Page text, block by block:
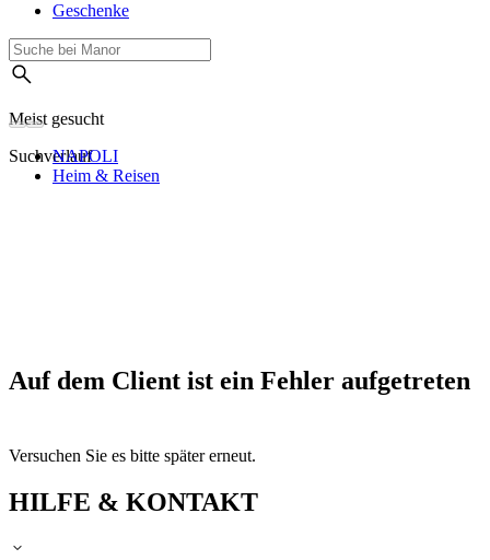
Geschenke
Meist gesucht
Suchverlauf
NAPOLI
Heim & Reisen
Auf dem Client ist ein Fehler aufgetreten
Versuchen Sie es bitte später erneut.
HILFE & KONTAKT